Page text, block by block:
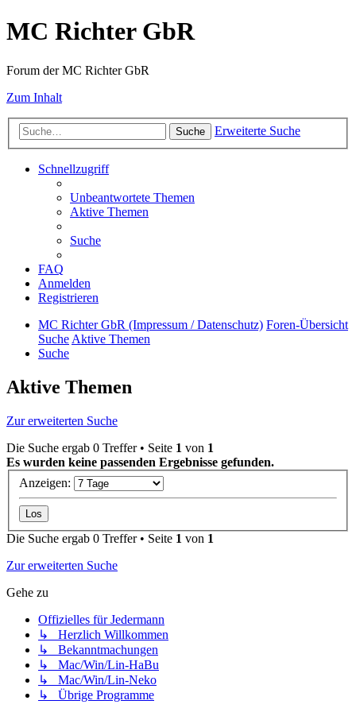
MC Richter GbR
Forum der MC Richter GbR
Zum Inhalt
Suche Erweiterte Suche
Schnellzugriff
Unbeantwortete Themen
Aktive Themen
Suche
FAQ
Anmelden
Registrieren
MC Richter GbR (Impressum / Datenschutz) Foren-Übersicht
SucheAktive Themen
Suche
Aktive Themen
Zur erweiterten Suche
Die Suche ergab 0 Treffer • Seite 1 von 1
Es wurden keine passenden Ergebnisse gefunden.
Anzeigen:
Die Suche ergab 0 Treffer • Seite 1 von 1
Zur erweiterten Suche
Gehe zu
Offizielles für Jedermann
↳ Herzlich Willkommen
↳ Bekanntmachungen
↳ Mac/Win/Lin-HaBu
↳ Mac/Win/Lin-Neko
↳ Übrige Programme